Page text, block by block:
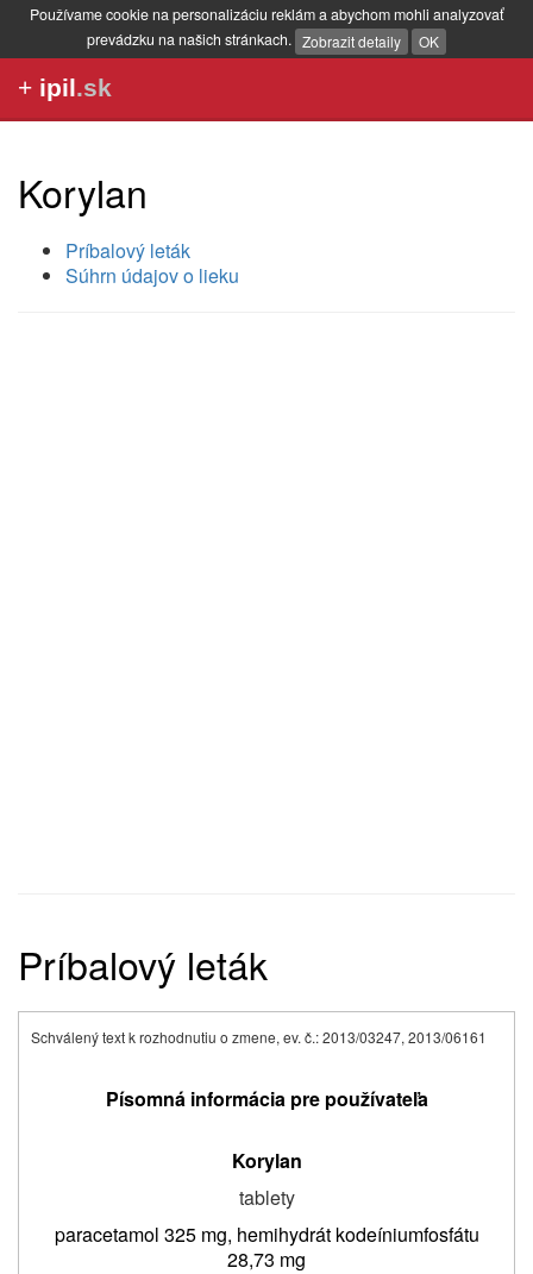
Používame cookie na personalizáciu reklám a abychom mohli analyzovať
prevádzku na našich stránkach. Zobrazit detaily OK
+ ipil.sk
Korylan
Príbalový leták
Súhrn údajov o lieku
Príbalový leták
Schválený text k rozhodnutiu o zmene, ev. č.: 2013/03247, 2013/06161
Písomná informácia pre používateľa
Korylan
tablety
paracetamol 325 mg, hemihydrát kodeíniumfosfátu
28,73 mg